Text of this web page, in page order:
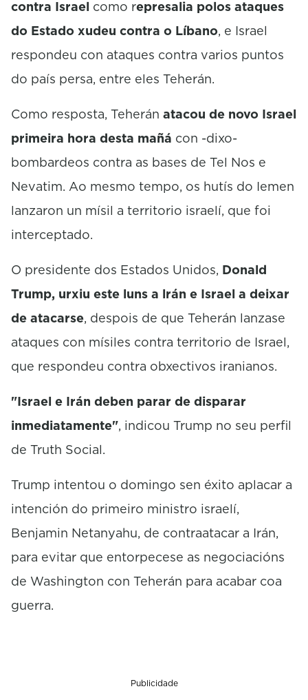
contra Israel como represalia polos ataques
do Estado xudeu contra o Líbano, e Israel
respondeu con ataques contra varios puntos
do país persa, entre eles Teherán.
Como resposta, Teherán atacou de novo Israel
primeira hora desta mañá con -dixo-
bombardeos contra as bases de Tel Nos e
Nevatim. Ao mesmo tempo, os hutís do Iemen
lanzaron un mísil a territorio israelí, que foi
interceptado.
O presidente dos Estados Unidos, Donald
Trump, urxiu este luns a lrán e Israel a deixar
de atacarse, despois de que Teherán lanzase
ataques con mísiles contra territorio de Israel,
que respondeu contra obxectivos iranianos.
"Israel e Irán deben parar de disparar
inmediatamente", indicou Trump no seu perfil
de Truth Social.
Trump intentou o domingo sen éxito aplacar a
intención do primeiro ministro israelí,
Benjamin Netanyahu, de contraatacar a Irán,
para evitar que entorpecese as negociacións
de Washington con Teherán para acabar coa
guerra.
Publicidade